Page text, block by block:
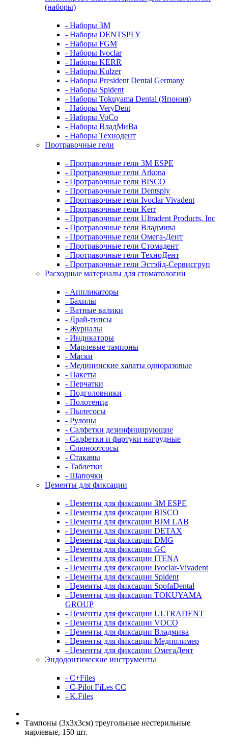
(наборы)
- Наборы 3М
- Наборы DENTSPLY
- Наборы FGM
- Наборы Ivoclar
- Наборы KERR
- Наборы Kulzer
- Наборы President Dental Germany
- Наборы Spident
- Наборы Tokuyama Dental (Япония)
- Наборы VeryDent
- Наборы VoCo
- Наборы ВладМиВа
- Наборы Технодент
Протравочные гели
- Протравочные гели 3М ESPE
- Протравочные гели Arkona
- Протравочные гели BISCO
- Протравочные гели Dentsply
- Протравочные гели Ivoclar Vivadent
- Протравочные гели Kerr
- Протравочные гели Ultradent Products, Inc
- Протравочные гели Владмива
- Протравочные гели Омега-Дент
- Протравочные гели Стомадент
- Протравочные гели ТехноДент
- Протравочные гели Эстэйд-Сервисгруп
Расходные материалы для стоматологии
- Аппликаторы
- Бахилы
- Ватные валики
- Драй-типсы
- Журналы
- Индикаторы
- Марлевые тампоны
- Маски
- Медицинские халаты одноразовые
- Пакеты
- Перчатки
- Подголовники
- Полотенца
- Пылесосы
- Рулоны
- Салфетки дезинфицирующие
- Салфетки и фартуки нагрудные
- Слюноотсосы
- Стаканы
- Таблетки
- Шапочки
Цементы для фиксации
- Цементы для фиксации 3M ESPE
- Цементы для фиксации BISCO
- Цементы для фиксации BJM LAB
- Цементы для фиксации DETAX
- Цементы для фиксации DMG
- Цементы для фиксации GC
- Цементы для фиксации ITENA
- Цементы для фиксации Ivoclar-Vivadent
- Цементы для фиксации Spident
- Цементы для фиксации SpofaDental
- Цементы для фиксации TOKUYAMA
GROUP
- Цементы для фиксации ULTRADENT
- Цементы для фиксации VOCO
- Цементы для фиксации Владмива
- Цементы для фиксации Медполимер
- Цементы для фиксации ОмегаДент
Эндодонтические инструменты
- C+Files
- C-Pilot FiLes CC
- K.Files
Тампоны (3х3х3см) треугольные нестерильные
марлевые, 150 шт.